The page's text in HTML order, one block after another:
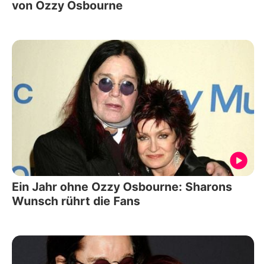
von Ozzy Osbourne
Ein Jahr ohne Ozzy Osbourne: Sharons
Wunsch rührt die Fans